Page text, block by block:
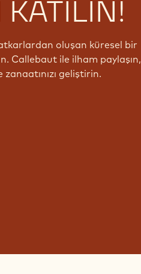
oluşan küresel bir
Callebaut ile ilham paylaşın,
geliştirin.